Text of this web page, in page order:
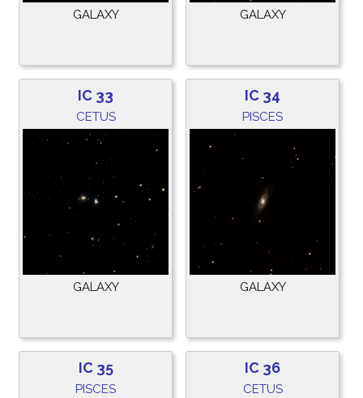
GALAXY GALAXY
IC 33
CETUS
GALAXY
IC 34
PISCES
GALAXY
IC 35
PISCES
IC 36
CETUS